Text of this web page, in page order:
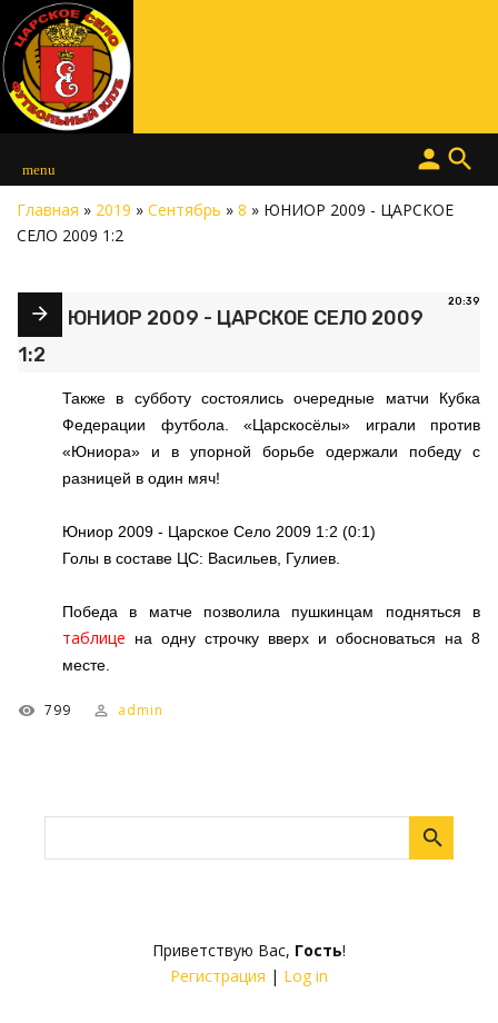
menu search
person
Приветствую Вас, Гость!
Регистрация | Log in
Главная » 2019 » Сентябрь » 8 » ЮНИОР 2009 - ЦАРСКОЕ
СЕЛО 2009 1:2
20:39
ЮНИОР 2009 - ЦАРСКОЕ СЕЛО 2009
1:2
Также в субботу состоялись очередные матчи Кубка
Федерации футбола. «Царскосёлы» играли против
«Юниора» и в упорной борьбе одержали победу с
разницей в один мяч!
Юниор 2009 - Царское Село 2009 1:2 (0:1)
Голы в составе ЦС: Васильев, Гулиев.
Победа в матче позволила пушкинцам подняться в
таблице на одну строчку вверх и обосноваться на 8
месте.
799 admin